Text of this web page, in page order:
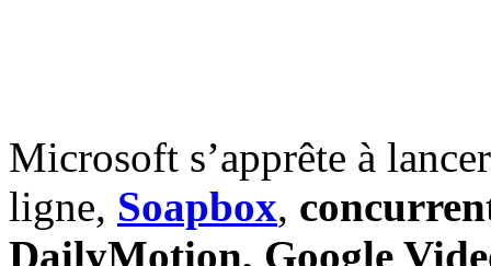
Microsoft s’apprête à
ligne, Soapbox,
DailyMotion, Google